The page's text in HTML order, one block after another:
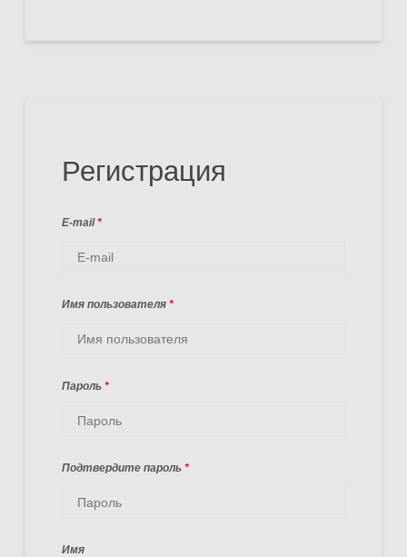
Регистрация
E-mail*
Имя пользователя *
Пароль *
Подтвердите пароль *
Имя